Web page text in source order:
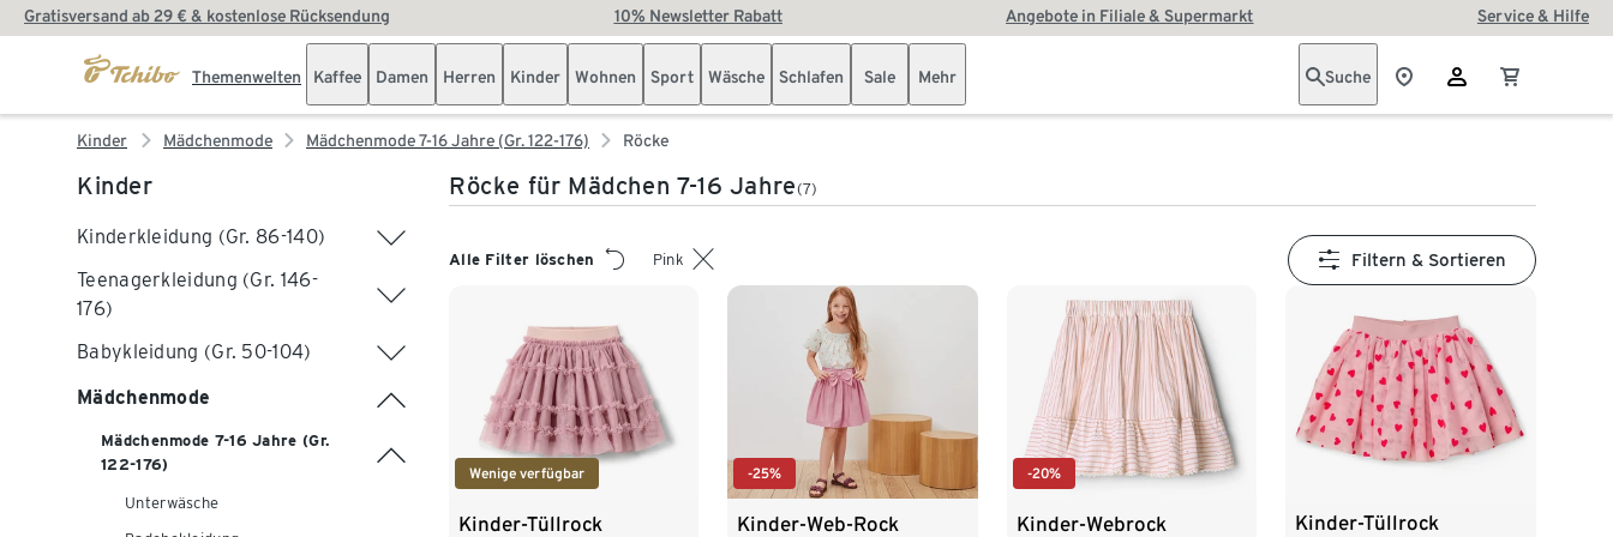
Gratisversand ab 29 € & kostenlose Rücksendung 10% Newsletter Rabatt Angebote in Filiale & Supermarkt Service & Hilfe
Themenwelten Kaffee Damen Herren Kinder Wohnen Sport Wäsche Schlafen Sale Mehr Suche
Kinder Mädchenmode Mädchenmode 7-16 Jahre (Gr. 122-176) Röcke
Kinder
Kinderkleidung (Gr. 86-140)
Teenagerkleidung (Gr. 146-
176)
Babykleidung (Gr. 50-104)
Mädchenmode
Mädchenmode 7-16 Jahre (Gr.
122-176)
Unterwäsche
Röcke für Mädchen 7-16 Jahre(7)
Alle Filter löschen Pink Filtern & Sortieren
Wenige verfügbar
Kinder-Tüllrock
-25%
Kinder-Web-Rock
-20%
Kinder-Webrock Kinder-Tüllrock